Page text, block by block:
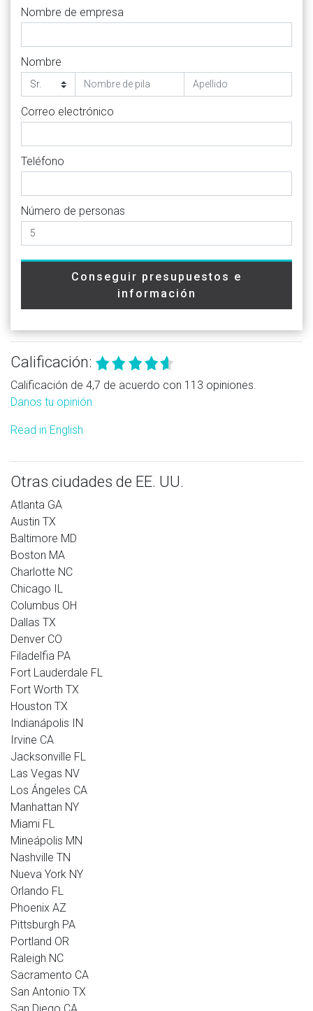
Nombre de empresa
Nombre
Correo electrónico
Teléfono
Número de personas
Conseguir presupuestos e
información
Calificación:
Calificación de 4,7 de acuerdo con 113 opiniones.
Danos tu opinión
Read in English
Otras ciudades de EE. UU.
Atlanta GA
Austin TX
Baltimore MD
Boston MA
Charlotte NC
Chicago IL
Columbus OH
Dallas TX
Denver CO
Filadelfia PA
Fort Lauderdale FL
Fort Worth TX
Houston TX
Indianápolis IN
Irvine CA
Jacksonville FL
Las Vegas NV
Los Ángeles CA
Manhattan NY
Miami FL
Mineápolis MN
Nashville TN
Nueva York NY
Orlando FL
Phoenix AZ
Pittsburgh PA
Portland OR
Raleigh NC
Sacramento CA
San Antonio TX